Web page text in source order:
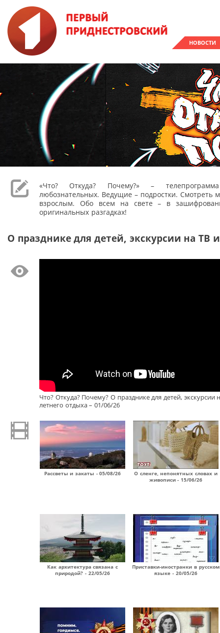
НОВОСТИ
«Что? Откуда? Почему?» –
любознательных. Ведущие – подростки. Смотреть
взрослым. Обо всем на свете – в
оригинальных разгадках!
О празднике для детей, экскурсии на ТВ
Что? Откуда? Почему? О празднике для детей, экскурсии
летнего отдыха – 01/06/26
Рассветы и закаты - 05/08/26
О сленге, непонятных словах и
живописи - 15/06/26
Как архитектура связана с
природой? - 22/05/26
Приставки-иностранки в русском
языке - 20/05/26